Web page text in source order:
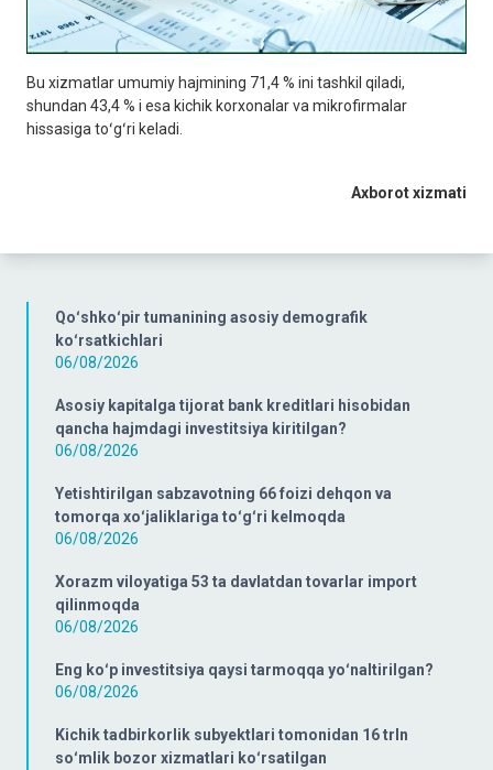
Qoʻshkoʻpir tumanining asosiy demografik
koʻrsatkichlari
06/08/2026
Asosiy kapitalga tijorat bank kreditlari hisobidan
qancha hajmdagi investitsiya kiritilgan?
06/08/2026
Yetishtirilgan sabzavotning 66 foizi dehqon va
tomorqa xoʻjaliklariga toʻgʻri kelmoqda
06/08/2026
Xorazm viloyatiga 53 ta davlatdan tovarlar import
qilinmoqda
06/08/2026
Eng koʻp investitsiya qaysi tarmoqqa yoʻnaltirilgan?
06/08/2026
Kichik tadbirkorlik subyektlari tomonidan 16 trln
soʻmlik bozor xizmatlari koʻrsatilgan
Bu xizmatlar umumiy hajmining 71,4 % ini tashkil qiladi,
shundan 43,4 % i esa kichik korxonalar va mikrofirmalar
hissasiga toʻgʻri keladi.
Axborot xizmati